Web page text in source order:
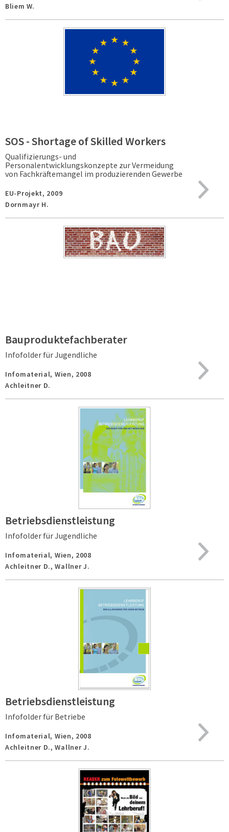
Bliem W.
SOS - Shortage of Skilled Workers
Qualifizierungs- und
Personalentwicklungskonzepte zur Vermeidung
von Fachkräftemangel im produzierenden Gewerbe
EU-Projekt, 2009
Dornmayr H.
Bauproduktefachberater
Infofolder für Jugendliche
Infomaterial, Wien, 2008
Achleitner D.
Betriebsdienstleistung
Infofolder für Jugendliche
Infomaterial, Wien, 2008
Achleitner D., Wallner J.
Betriebsdienstleistung
Infofolder für Betriebe
Infomaterial, Wien, 2008
Achleitner D., Wallner J.